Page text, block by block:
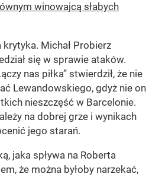
winowajcą słabych
Michał Probierz
się w sprawie ataków.
nas piłka” stwierdził, że nie
Lewandowskiego, gdyż nie on
nieszczęść w Barcelonie.
na dobrej grze i wynikach
jego starań.
jaka spływa na Roberta
że można byłoby narzekać,